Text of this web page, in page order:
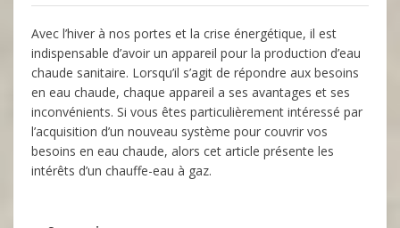
Avec l’hiver à nos portes et la crise énergétique, il est
indispensable d’avoir un appareil pour la production d’eau
chaude sanitaire. Lorsqu’il s’agit de répondre aux besoins
en eau chaude, chaque appareil a ses avantages et ses
inconvénients. Si vous êtes particulièrement intéressé par
l’acquisition d’un nouveau système pour couvrir vos
besoins en eau chaude, alors cet article présente les
intérêts d’un chauffe-eau à gaz.